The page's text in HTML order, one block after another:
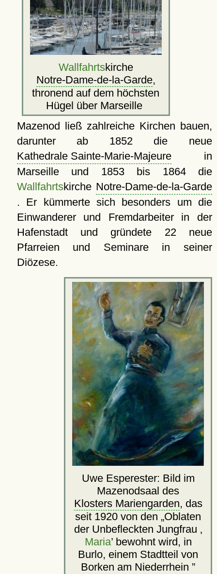
Wallfahrtskirche
Notre-Dame-de-la-Garde,
thronend auf dem höchsten
Hügel über Marseille
Mazenod ließ zahlreiche Kirchen bauen,
darunter ab 1852 die neue
Kathedrale Sainte-Marie-Majeurein
Marseille und 1853 bis 1864 die
Wallfahrtskirche Notre-Dame-de-la-Garde
. Er kümmerte sich besonders um die
Einwanderer und Fremdarbeiter in der
Hafenstadt und gründete 22 neue
Pfarreien und Seminare in seiner
Diözese.
Uwe Esperester: Bild im
Mazenodsaal des
Klosters Mariengarden, das
seit 1920 von den Oblaten
der Unbefleckten Jungfrau
Mariabewohnt wird, in
Burlo, einem Stadtteil von
Borken am Niederrhein